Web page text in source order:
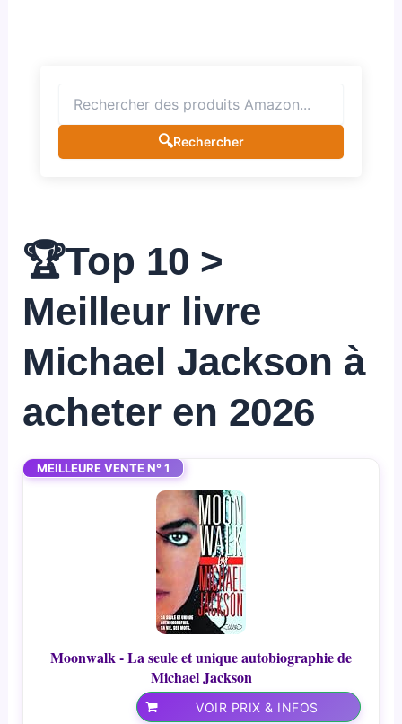
🔍Rechercher
🏆Top 10 >
Meilleur livre
Michael Jackson à
acheter en 2026
MEILLEURE VENTE N° 1
Moonwalk - La seule et unique autobiographie de
Michael Jackson
VOIR PRIX & INFOS